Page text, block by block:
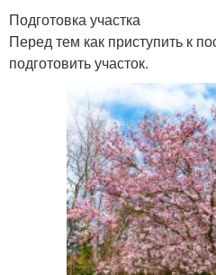
Подготовка участка
Перед тем как приступить к
подготовить участок.